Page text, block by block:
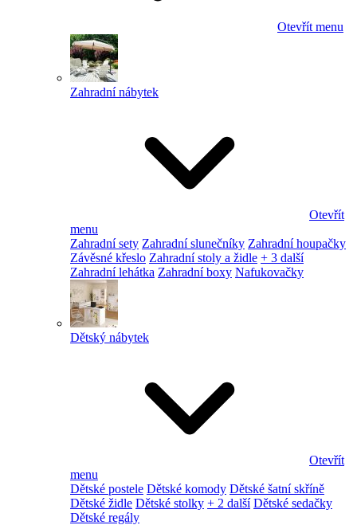
Otevřít menu
Zahradní nábytek
Otevřít
menu
Zahradní sety Zahradní slunečníky Zahradní houpačky
Závěsné křeslo Zahradní stoly a židle + 3 další
Zahradní lehátka Zahradní boxy Nafukovačky
Dětský nábytek
Otevřít
menu
Dětské postele Dětské komody Dětské šatní skříně
Dětské židle Dětské stolky + 2 další Dětské sedačky
Dětské regály